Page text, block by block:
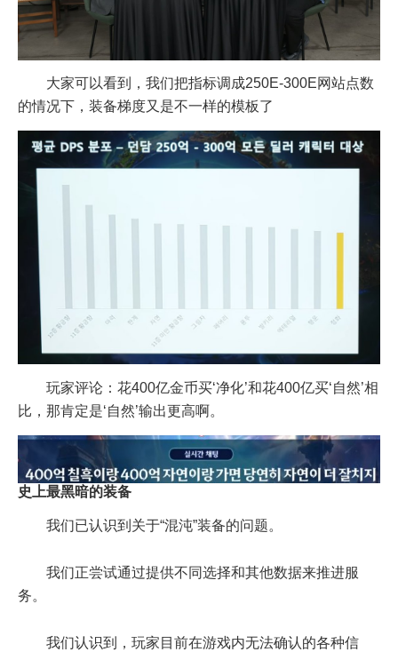
大家可以看到，我们把指标调成250E-300E网站点数
的情况下，装备梯度又是不一样的模板了
玩家评论：花400亿金币买‘净化’和花400亿买‘自然’相
比，那肯定是‘自然’输出更高啊。
史上最黑暗的装备
我们已认识到关于“混沌”装备的问题。
我们正尝试通过提供不同选择和其他数据来推进服
务。
我们认识到，玩家目前在游戏内无法确认的各种信